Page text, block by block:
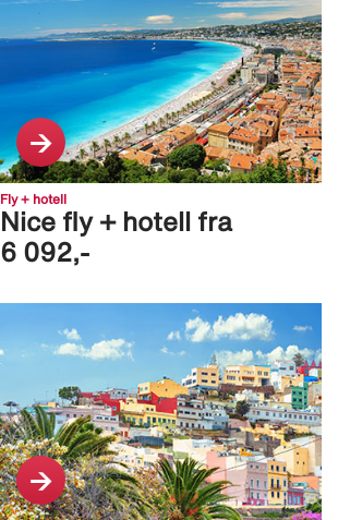
Fly + hotell
Nice fly + hotell fra
6 092,-